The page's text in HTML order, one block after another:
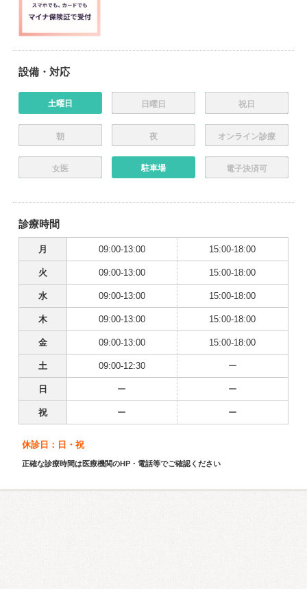
設備・対応
土曜日 日曜日 祝日
朝 夜 オンライン診療
女医 駐車場 電子決済可
診療時間
月 09:00-13:00 15:00-18:00
火 09:00-13:00 15:00-18:00
水 09:00-13:00 15:00-18:00
木 09:00-13:00 15:00-18:00
金 09:00-13:00 15:00-18:00
土 09:00-12:30 ー
日 ー ー
祝 ー ー
休診日：日・祝
正確な診療時間は医療機関のHP・電話等でご確認ください